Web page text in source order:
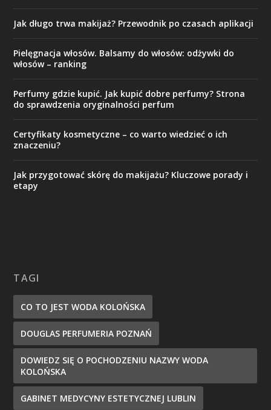
Jak długo trwa makijaż? Przewodnik po czasach aplikacji
Pielęgnacja włosów. Balsamy do włosów: odżywki do
włosów – ranking
Perfumy gdzie kupić. Jak kupić dobre perfumy? Strona
do sprawdzenia oryginalności perfum
Certyfikaty kosmetyczne – co warto wiedzieć o ich
znaczeniu?
Jak przygotować skórę do makijażu? Kluczowe porady i
etapy
TAGI
CO TO JEST WODA KOLOŃSKA
DOUGLAS PERFUMERIA POZNAŃ
DOWIEDZ SIĘ O POCHODZENIU NAZWY WODA
KOLOŃSKA
GABINET MEDYCYNY ESTETYCZNEJ LUBLIN